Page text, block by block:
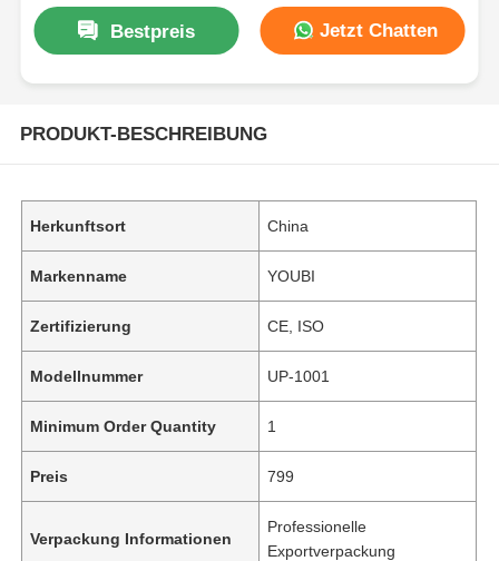
Bestpreis Jetzt Chatten
PRODUKT-BESCHREIBUNG
Herkunftsort China
Markenname YOUBI
Zertifizierung CE, ISO
Modellnummer UP-1001
Minimum Order Quantity 1
Preis 799
Verpackung Informationen
Professionelle
Exportverpackung